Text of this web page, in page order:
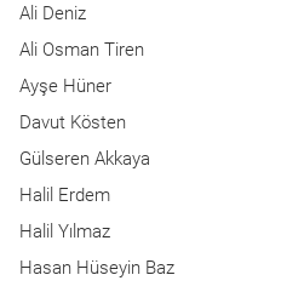
Ali Deniz
Ali Osman Tiren
Ayşe Hüner
Davut Kösten
Gülseren Akkaya
Halil Erdem
Halil Yılmaz
Hasan Hüseyin Baz